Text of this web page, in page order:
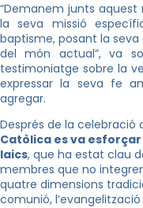
“Demanem junts
la seva missió
baptisme, posant la
del món actual”, va
testimoniatge sobre la
expressar la seva fe
agregar.
Després de la celebració
Catòlica es va
laics, que ha estat clau
membres que no
quatre dimensions
comunió,